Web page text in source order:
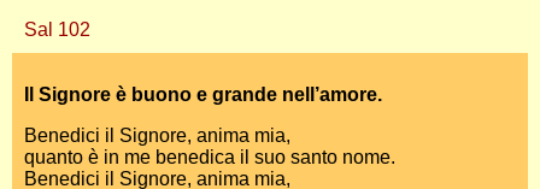
Sal 102
Il Signore è buono e grande nell’amore.
Benedici il Signore, anima mia,
quanto è in me benedica il suo santo nome.
Benedici il Signore, anima mia,